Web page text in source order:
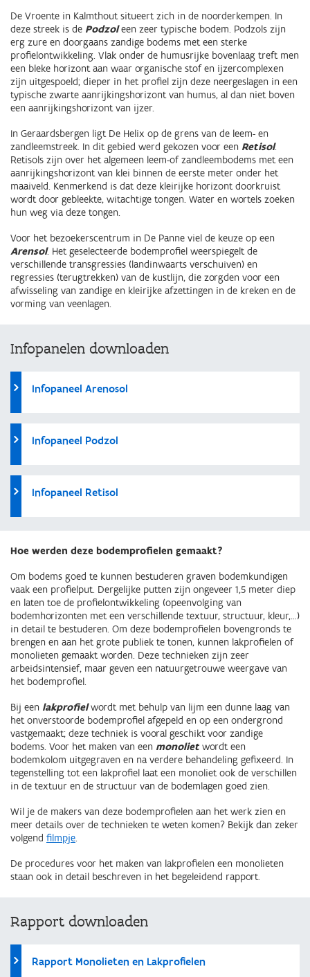
De Vroente in Kalmthout situeert zich in de noorderkempen. In
deze streek is de Podzoleen zeer typische bodem. Podzols zijn
erg zure en doorgaans zandige bodems met een sterke
profielontwikkeling. Vlak onder de humusrijke bovenlaag treft men
een bleke horizont aan waar organische stof en ijzercomplexen
zijn uitgespoeld; dieper in het profiel zijn deze neergeslagen in een
typische zwarte aanrijkingshorizont van humus, al dan niet boven
een aanrijkingshorizont van ijzer.
In Geraardsbergen ligt De Helix op de grens van de leem- en
zandleemstreek. In dit gebied werd gekozen voor een Retisol.
Retisols zijn over het algemeen leem-of zandleembodems met een
aanrijkingshorizont van klei binnen de eerste meter onder het
maaiveld. Kenmerkend is dat deze kleirijke horizont doorkruist
wordt door gebleekte, witachtige tongen. Water en wortels zoeken
hun weg via deze tongen.
Voor het bezoekerscentrum in De Panne viel de keuze op een
Arensol. Het geselecteerde bodemprofiel weerspiegelt de
verschillende transgressies (landinwaarts verschuiven) en
regressies (terugtrekken) van de kustlijn, die zorgden voor een
afwisseling van zandige en kleirijke afzettingen in de kreken en de
vorming van veenlagen.
Infopanelen downloaden
Infopaneel Arenosol
Infopaneel Podzol
Infopaneel Retisol
Hoe werden deze bodemprofielen gemaakt?
Om bodems goed te kunnen bestuderen graven bodemkundigen
vaak een profielput. Dergelijke putten zijn ongeveer 1,5 meter diep
en laten toe de profielontwikkeling (opeenvolging van
bodemhorizonten met een verschillende textuur, structuur, kleur,…)
in detail te bestuderen. Om deze bodemprofielen bovengronds te
brengen en aan het grote publiek te tonen, kunnen lakprofielen of
monolieten gemaakt worden. Deze technieken zijn zeer
arbeidsintensief, maar geven een natuurgetrouwe weergave van
het bodemprofiel.
Bij een lakprofielwordt met behulp van lijm een dunne laag van
het onverstoorde bodemprofiel afgepeld en op een ondergrond
vastgemaakt; deze techniek is vooral geschikt voor zandige
bodems. Voor het maken van een monoliet wordt een
bodemkolom uitgegraven en na verdere behandeling gefixeerd. In
tegenstelling tot een lakprofiel laat een monoliet ook de verschillen
in de textuur en de structuur van de bodemlagen goed zien.
Wil je de makers van deze bodemprofielen aan het werk zien en
meer details over de technieken te weten komen? Bekijk dan zeker
volgend filmpje.
De procedures voor het maken van lakprofielen een monolieten
staan ook in detail beschreven in het begeleidend rapport.
Rapport downloaden
Rapport Monolieten en Lakprofielen